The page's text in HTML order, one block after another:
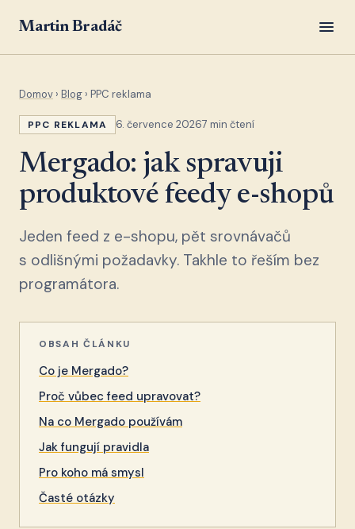
Martin Bradáč
Domov › Blog › PPC reklama
PPC REKLAMA 6. července 20267 min čtení
Mergado: jak spravuji
produktové feedy e-shopů
Jeden feed z e-shopu, pět srovnávačů
s odlišnými požadavky. Takhle to řeším bez
programátora.
OBSAH ČLÁNKU
Co je Mergado?
Proč vůbec feed upravovat?
Na co Mergado používám
Jak fungují pravidla
Pro koho má smysl
Časté otázky